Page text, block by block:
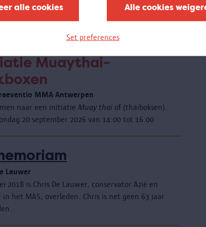
alle cookies Alle cookies
Set preferences
mogelijke plaats te zijn. Hoe ontvangen we
mobiele bezoekers, mensen met een auditieve of
Muaythai-
MMA Antwerpen
naar een initiatie Muay thai of (thaiboksen).
20 september 2026 van 14:00 tot 16:00
Lauwer
2018 is Chris De Lauwer, conservator Azië en
in het MAS, overleden. Chris is net geen 63 jaar